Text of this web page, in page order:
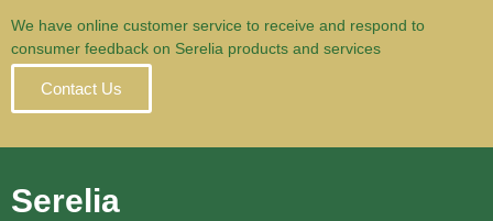
We have online customer service to receive and respond to
consumer feedback on Serelia products and services
Contact Us
Serelia